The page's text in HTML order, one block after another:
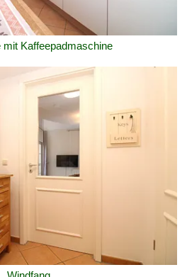
mit Kaffeepadmaschine